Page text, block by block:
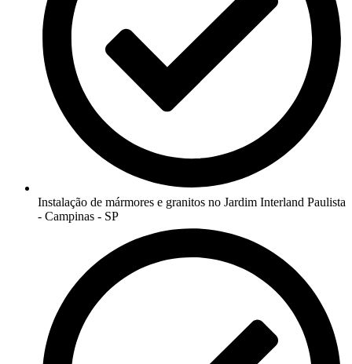
Instalação de mármores e granitos no Jardim Interland Paulista
- Campinas - SP